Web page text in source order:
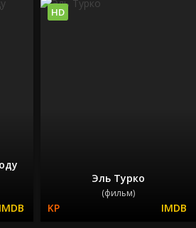
Эль Турко
(фильм)
HD